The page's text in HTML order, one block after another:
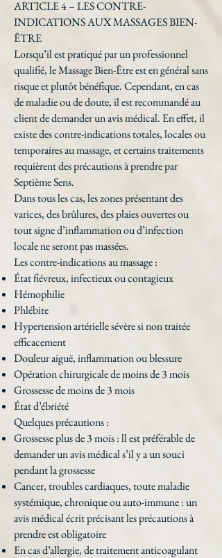
ARTICLE 4 – LES CONTRE-
INDICATIONS AUX MASSAGES BIEN-
ÊTRE
Lorsqu’il est pratiqué par un professionnel
qualifié, le Massage Bien-Être est en général sans
risque et plutôt bénéfique. Cependant, en cas
de maladie ou de doute, il est recommandé au
client de demander un avis médical. En effet, il
existe des contre-indications totales, locales ou
temporaires au massage, et certains traitements
requièrent des précautions à prendre par
Septième Sens.
Dans tous les cas, les zones présentant des
varices, des brûlures, des plaies ouvertes ou
tout signe d’inflammation ou d’infection
locale ne seront pas massées.
Les contre-indications au massage :
État fiévreux, infectieux ou contagieux
Hémophilie
Phlébite
Hypertension artérielle sévère si non traitée
efficacement
Douleur aiguë, inflammation ou blessure
Opération chirurgicale de moins de 3 mois
Grossesse de moins de 3 mois
État d’ébriété
Quelques précautions :
Grossesse plus de 3 mois : ll est préférable de
demander un avis médical s’il y a un souci
pendant la grossesse
Cancer, troubles cardiaques, toute maladie
systémique, chronique ou auto-immune : un
avis médical écrit précisant les précautions à
prendre est obligatoire
En cas d’allergie, de traitement anticoagulant